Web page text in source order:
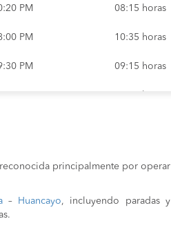
PM 08:15 horas
PM 10:35 horas
PM 09:15 horas
principalmente por operar
– Huancayo, incluyendo paradas y